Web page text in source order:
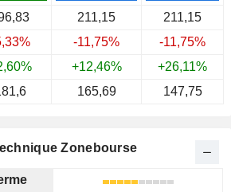
211,15
211,15
-11,75%
-11,75%
+12,46%
+26,11%
165,69 147,75
Zonebourse